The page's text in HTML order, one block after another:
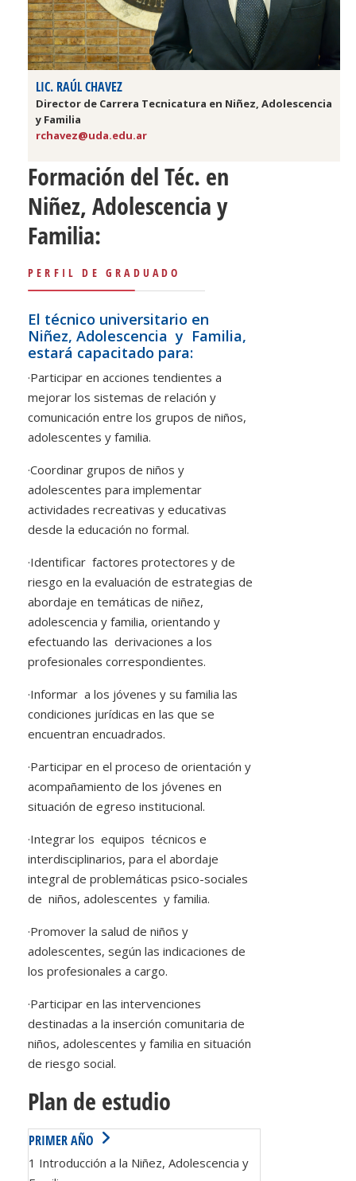
LIC. RAÚL CHAVEZ
Director de Carrera Tecnicatura en Niñez, Adolescencia
y Familia
rchavez@uda.edu.ar
Formación del Téc. en
Niñez, Adolescencia y
Familia:
PERFIL DE GRADUADO
El técnico universitario en
Niñez, Adolescencia y Familia,
estará capacitado para:
·Participar en acciones tendientes a
mejorar los sistemas de relación y
comunicación entre los grupos de niños,
adolescentes y familia.
·Coordinar grupos de niños y
adolescentes para implementar
actividades recreativas y educativas
desde la educación no formal.
·Identificar factores protectores y de
riesgo en la evaluación de estrategias de
abordaje en temáticas de niñez,
adolescencia y familia, orientando y
efectuando las derivaciones a los
profesionales correspondientes.
·Informar a los jóvenes y su familia las
condiciones jurídicas en las que se
encuentran encuadrados.
·Participar en el proceso de orientación y
acompañamiento de los jóvenes en
situación de egreso institucional.
·Integrar los equipos técnicos e
interdisciplinarios, para el abordaje
integral de problemáticas psico-sociales
de niños, adolescentes y familia.
·Promover la salud de niños y
adolescentes, según las indicaciones de
los profesionales a cargo.
·Participar en las intervenciones
destinadas a la inserción comunitaria de
niños, adolescentes y familia en situación
de riesgo social.
Plan de estudio
PRIMER AÑO
1 Introducción a la Niñez, Adolescencia y